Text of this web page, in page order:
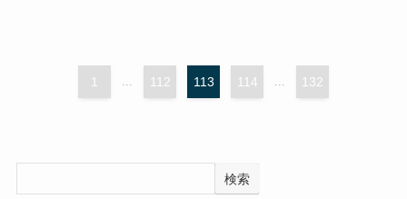
1 ... 112 113 114 ... 132
検索